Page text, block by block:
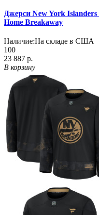
Джерси New York
Home Breakaway
Наличие:На складе в США
100
23 887 р.
В корзину